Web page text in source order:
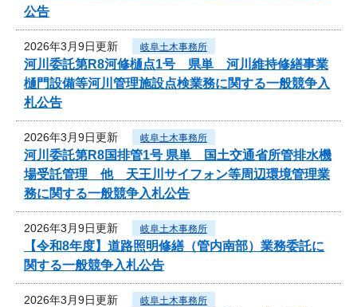
公告
2026年3月9日更新 岐阜土木事務所
河川委託第R8河修樋点1号 県単 河川維持修繕事業
樋門設備等河川管理施設点検業務に関する一般競争入
札公告
2026年3月9日更新 岐阜土木事務所
河川委託第R8国排管1号 県単 国土交通省所管排水機
場受託管理 他 天王川サイフォン等周辺環境管理業
務に関する一般競争入札公告
2026年3月9日更新 岐阜土木事務所
【令和8年度】道路照明修繕（管内南部）業務委託に
関する一般競争入札公告
2026年3月9日更新 岐阜土木事務所